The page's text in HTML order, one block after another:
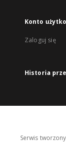
Konto
Zaloguj się
Historia
Serwis